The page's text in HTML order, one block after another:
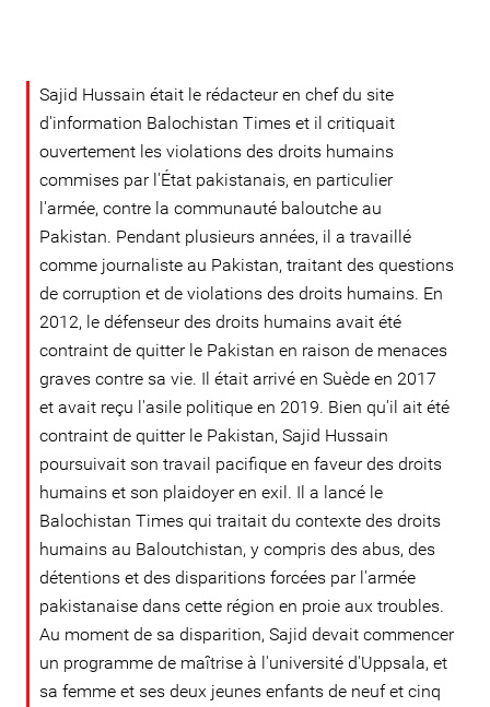
Sajid Hussain était le rédacteur en chef du site
d'information Balochistan Times et il critiquait
ouvertement les violations des droits humains
commises par l'État pakistanais, en particulier
l'armée, contre la communauté baloutche au
Pakistan. Pendant plusieurs années, il a travaillé
comme journaliste au Pakistan, traitant des questions
de corruption et de violations des droits humains. En
2012, le défenseur des droits humains avait été
contraint de quitter le Pakistan en raison de menaces
graves contre sa vie. Il était arrivé en Suède en 2017
et avait reçu l'asile politique en 2019. Bien qu'il ait été
contraint de quitter le Pakistan, Sajid Hussain
poursuivait son travail pacifique en faveur des droits
humains et son plaidoyer en exil. Il a lancé le
Balochistan Times qui traitait du contexte des droits
humains au Baloutchistan, y compris des abus, des
détentions et des disparitions forcées par l'armée
pakistanaise dans cette région en proie aux troubles.
Au moment de sa disparition, Sajid devait commencer
un programme de maîtrise à l'université d'Uppsala, et
sa femme et ses deux jeunes enfants de neuf et cinq